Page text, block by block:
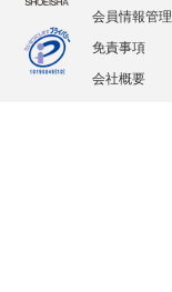
会員情報管理
免責事項
会社概要